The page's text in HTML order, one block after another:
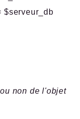
à 08h00
$serveur_db
non de l'objet